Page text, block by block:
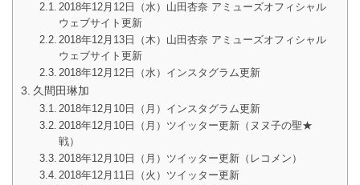
2018年12月12日（水）山田杏奈 アミューズオフィシャル
ウェブサイト更新
2018年12月13日（木）山田杏奈 アミューズオフィシャル
ウェブサイト更新
2018年12月12日（水）インスタグラム更新
久間田琳加
2018年12月10日（月）インスタグラム更新
2018年12月10日（月）ツイッター更新（ヌヌ子の聖★
戦）
2018年12月10日（月）ツイッター更新（レコメン）
2018年12月11日（火）ツイッター更新